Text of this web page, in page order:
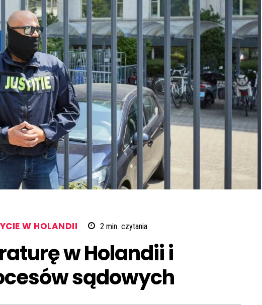
W HOLANDII 2 min. czytania
w Holandii i
sądowych